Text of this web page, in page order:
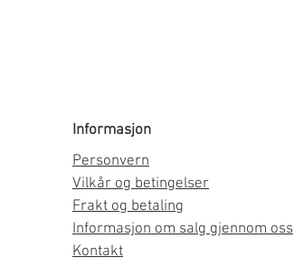
Informasjon
Personvern
Vilkår og betingelser
Frakt og betaling
Informasjon om salg gjennom oss
Kontakt